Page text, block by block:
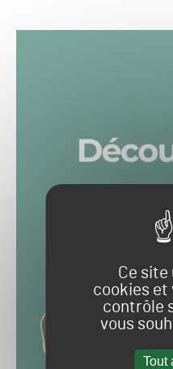
Ce site
cookies et
contrôle
vous
Tout